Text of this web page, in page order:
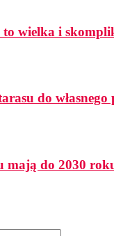
wielka i
do
mają do 2030